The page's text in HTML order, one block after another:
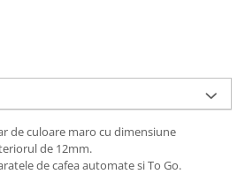
de culoare maro cu dimensiune
de 12mm.
de cafea automate si To Go.